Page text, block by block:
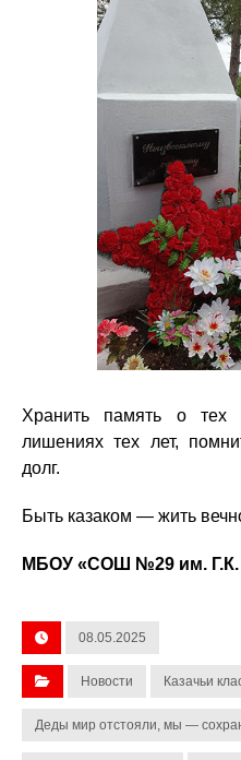
Хранить память о тех
лишениях тех лет,
долг.
Быть казаком — жить
МБОУ «СОШ №29 им. Г.К.
08.05.2025
Новости Казачьи
Деды мир отстояли, мы —